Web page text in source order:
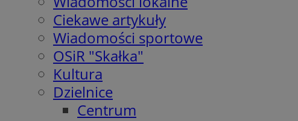
Ciekawe artykuły
Wiadomości sportowe
OSiR "Skałka"
Kultura
Dzielnice
Centrum